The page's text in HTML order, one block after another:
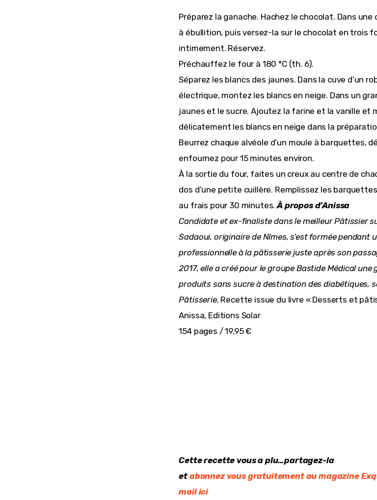
Préparez la ganache. Hachez le chocolat. Dans
à ébullition, puis versez-la sur le chocolat en trois
intimement. Réservez.
Préchauffez le four à 180 °C (th. 6).
Séparez les blancs des jaunes. Dans la cuve d’un
électrique, montez les blancs en neige. Dans un
jaunes et le sucre. Ajoutez la farine et la vanille et
délicatement les blancs en neige dans la
Beurrez chaque alvéole d’un moule à barquettes,
enfournez pour 15 minutes environ.
À la sortie du four, faites un creux au centre de
dos d’une petite cuillère. Remplissez les
au frais pour 30 minutes.À propos d’Anissa
Candidate et ex-finaliste dansle meilleur Pâtissier
Sadaoui, originaire de Nîmes, s’est formée pendant
professionnelle à la pâtisserie juste après son
2017, elle a créé pour le groupe Bastide Médical
produits sans sucre à destination des diabétiques,
Pâtisserie. Recette issue du livre « Desserts et
Anissa, Editions Solar
154 pages / 19,95 €
Cette recette vous a plu…partagez-la
et abonnez vous gratuitement au magazine
mail ici